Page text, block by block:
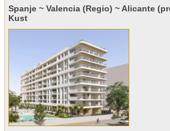
Spanje ~ Valencia (Regio) ~ Alicante
Kust